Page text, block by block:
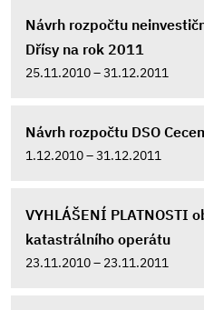
Návrh rozpočtu
Dřísy na rok 2011
25.11.2010 – 31.12.2011
Návrh rozpočtu DSO
1.12.2010 – 31.12.2011
VYHLÁŠENÍ PLATNOSTI
katastrálního operátu
23.11.2010 – 23.11.2011